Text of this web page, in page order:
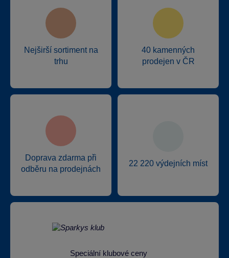
Nejširší sortiment na
trhu
40 kamenných
prodejen v ČR
Doprava zdarma při
odběru na prodejnách
22 220 výdejních míst
Speciální klubové ceny